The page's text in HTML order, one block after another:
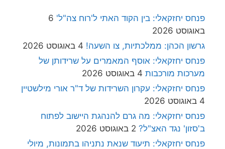
פנחס יחזקאלי: בין הקוד האתי ל'רוח צה"ל' 6
באוגוסט 2026
גרשון הכהן: ממלכתיות, צו השעה! 4 באוגוסט 2026
פנחס יחזקאלי: אוסף המאמרים על שרידותן של
מערכות מורכבות 4 באוגוסט 2026
פנחס יחזקאלי: עקרון השרידות של ד"ר אורי מילשטיין
4 באוגוסט 2026
פנחס יחזקאלי: מה גרם להנהגת היישוב לפתוח
ב'סזון' נגד האצ"ל? 2 באוגוסט 2026
פנחס יחזקאלי: תיעוד שנאת נתניהו בתמונות, מיולי